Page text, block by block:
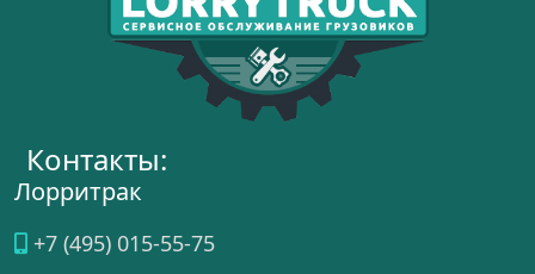
Контакты:
Лорритрак
+7 (495) 015-55-75